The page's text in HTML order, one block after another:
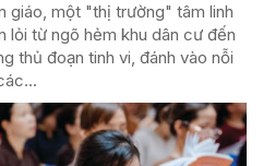
giáo, một "thị trường" tâm linh
lỏi từ ngõ hẻm khu dân cư đến
thủ đoạn tinh vi, đánh vào nỗi